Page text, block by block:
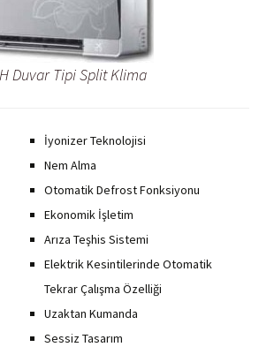
Duvar Tipi Split Klima
İyonizer Teknolojisi
Nem Alma
Otomatik Defrost Fonksiyonu
Ekonomik İşletim
Arıza Teşhis Sistemi
Elektrik Kesintilerinde Otomatik
Tekrar Çalışma Özelliği
Uzaktan Kumanda
Sessiz Tasarım